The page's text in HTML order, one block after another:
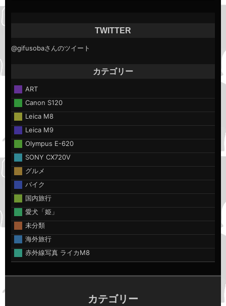
TWITTER
@gifusobaさんのツイート
カテゴリー
ART
Canon S120
Leica M8
Leica M9
Olympus E-620
SONY CX720V
グルメ
バイク
国内旅行
愛犬「姫」
未分類
海外旅行
赤外線写真 ライカM8
カテゴリー